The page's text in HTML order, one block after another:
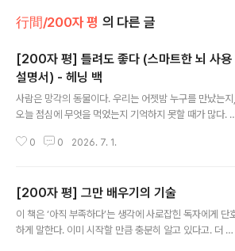
行間/200자 평 의 다른 글
[200자 평] 틀려도 좋다 (스마트한 뇌 사용
설명서) - 헤닝 백
사람은 망각의 동물이다. 우리는 어젯밤 누구를 만났는지,
오늘 점심에 무엇을 먹었는지 기억하지 못할 때가 많다.
런 걱정이 전혀 필요 없다. 그러면서 우리의 뇌가 우리를 더
지, 왜 잊어버릴수록 더 똑똑해지는지 알 수 있다. —틀려
도 좋다 (스마트한 뇌 사용설명서), 헤닝 백, 알에이치코리
아, 2019
0 0 2026. 7. 1.
[200자 평] 그만 배우기의 기술
이 책은 ‘아직 부족하다’는 생각에 사로잡힌 독자에게 단
하게 말한다. 이미 시작할 만큼 충분히 알고 있다고. 더 많